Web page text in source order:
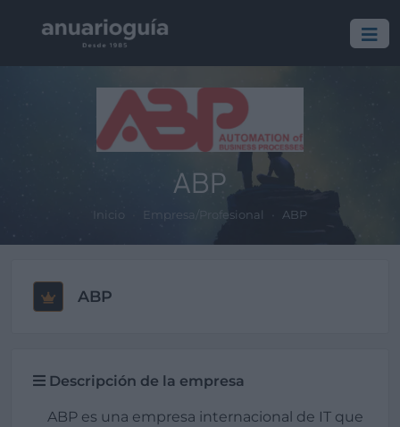
ABP
Inicio Empresa/Profesional ABP
ABP
Descripción de la empresa
ABP es una empresa internacional de IT que